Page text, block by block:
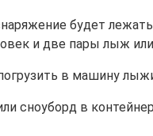
будет
и две пары лыж
в машину
сноуборд в